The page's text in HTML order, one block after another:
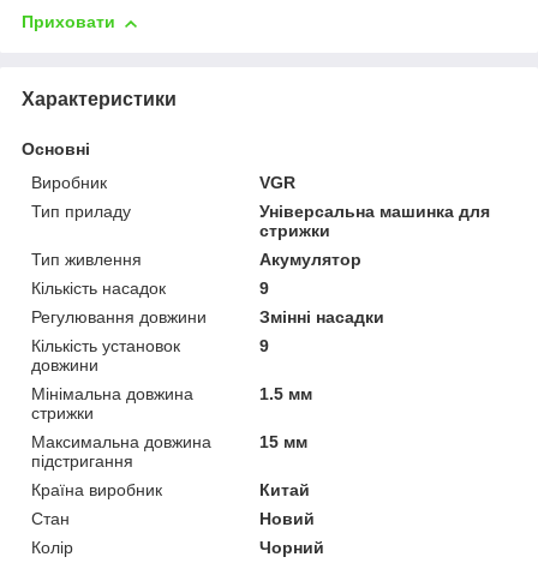
Приховати
Характеристики
Основні
Виробник
VGR
Тип приладу
Універсальна машинка для
стрижки
Тип живлення
Акумулятор
Кількість насадок
9
Регулювання довжини
Змінні насадки
Кількість установок
довжини
9
Мінімальна довжина
стрижки
1.5 мм
Максимальна довжина
підстригання
15 мм
Країна виробник
Китай
Стан
Новий
Колір
Чорний